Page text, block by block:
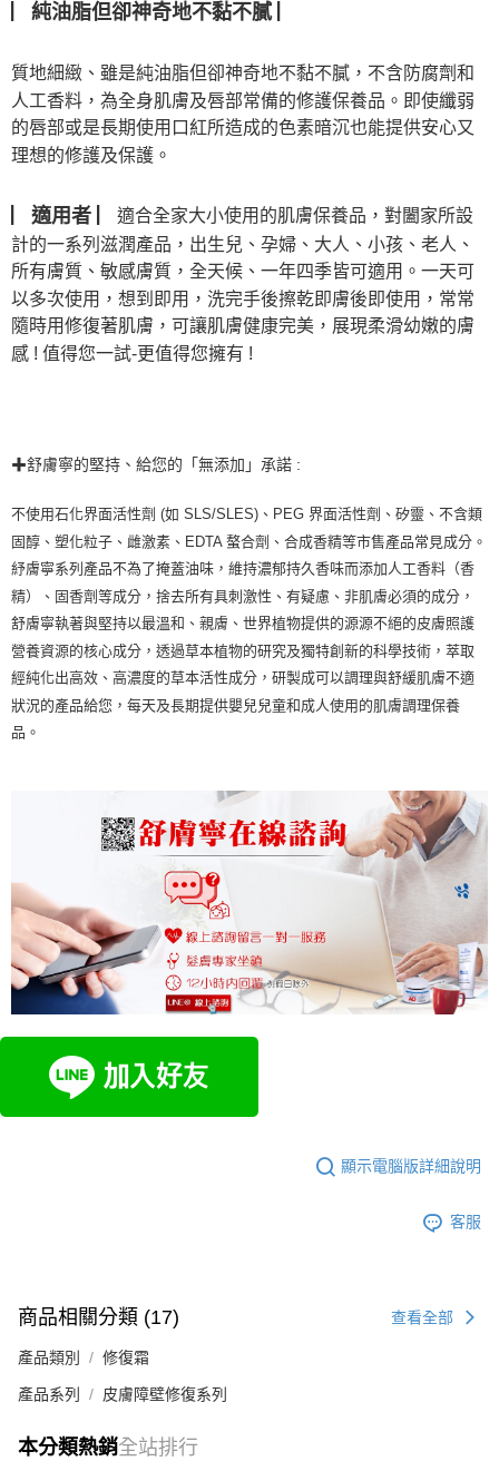
純油脂但卻神奇地不黏不膩
質地細緻、雖是純油脂但卻神奇地不黏不膩，不含防腐劑和
人工香料，為全身肌膚及唇部常備的修護保養品。即使纖弱
的唇部或是長期使用口紅所造成的色素暗沉也能提供安心又
理想的修護及保護。
適用者
適合全家大小使用的肌膚保養品，對闔家所設
計的一系列滋潤產品，出生兒、孕婦、大人、小孩、老人、
所有膚質、敏感膚質，全天候、一年四季皆可適用。 一天可
以多次使用，想到即用 ，洗完手後擦乾即膚後即使用，常常
隨時用修復著肌膚，可讓肌膚健康完美，展現柔滑幼嫩的膚
感 ! 值得您一試-更值得您擁有 !
✚舒膚寧的堅持、給您的「無添加」承諾 :
不使用石化界面活性劑 (如 SLS/SLES)、PEG 界面活性劑、矽靈、不含類
固醇、塑化粒子、雌激素、EDTA 螯合劑、合成香精等市售產品常見成分。
紓膚寧系列產品不為了掩蓋油味，維持濃郁持久香味而添加人工香料（香
精）、固香劑等成分，捨去所有具刺激性、有疑慮、非肌膚必須的成分，
舒膚寧執著與堅持以最溫和、親膚、世界植物提供的源源不絕的皮膚照護
營養資源的核心成分，透過草本植物的研究及獨特創新的科學技術，萃取
經純化出高效、高濃度的草本活性成分，研製成可以調理與舒緩肌膚不適
狀況的產品給您，每天及長期提供嬰兒兒童和成人使用的肌膚調理保養
品。
顯示電腦版詳細說明
客服
商品相關分類 (17) 查看全部
產品類別 修復霜
產品系列 皮膚障壁修復系列
本分類熱銷全站排行